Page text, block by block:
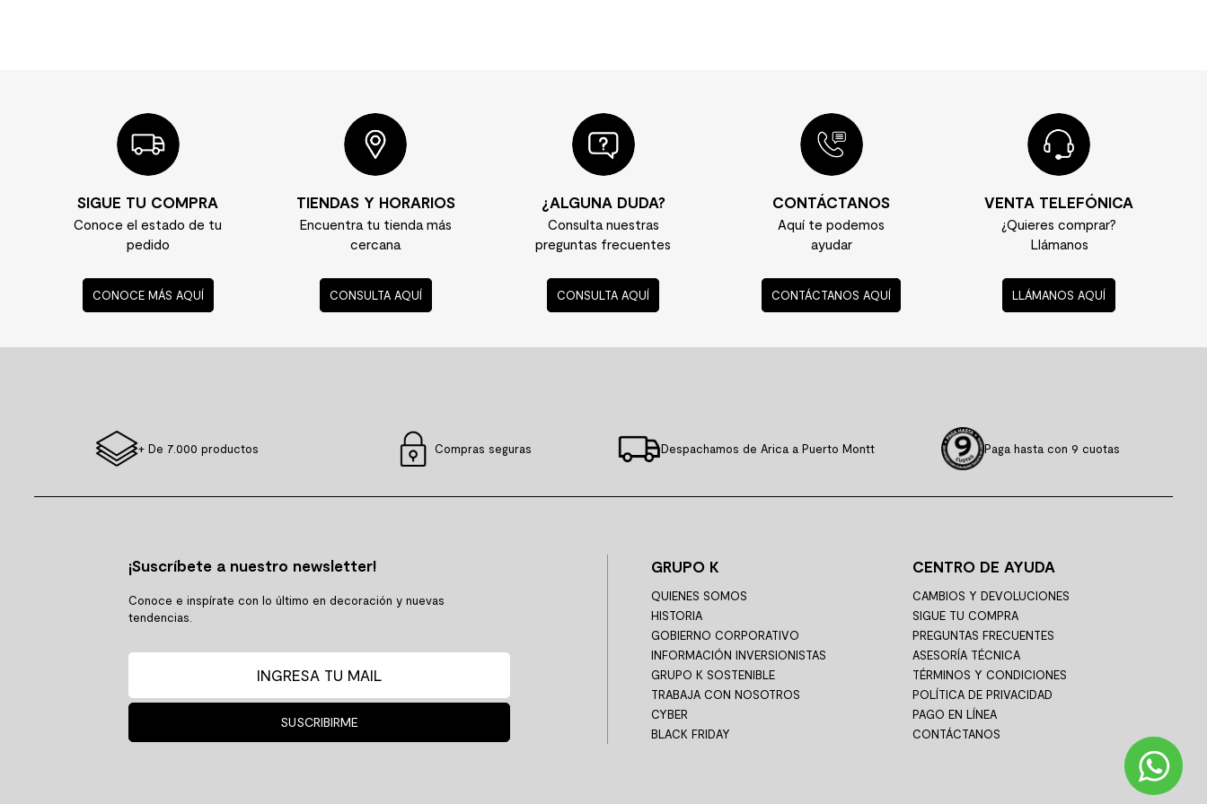
SIGUE TU COMPRA
Conoce el estado de tu
pedido
CONOCE MÁS AQUÍ
TIENDAS Y HORARIOS
Encuentra tu tienda más
cercana
CONSULTA AQUÍ
¿ALGUNA DUDA?
Consulta nuestras
preguntas frecuentes
CONSULTA AQUÍ
CONTÁCTANOS
Aquí te podemos
ayudar
CONTÁCTANOS AQUÍ
VENTA TELEFÓNICA
¿Quieres comprar?
Llámanos
LLÁMANOS AQUÍ
+ De 7.000 productos Compras seguras Despachamos de Arica a Puerto Montt Paga hasta con 9 cuotas
¡Suscríbete a nuestro newsletter!
Conoce e inspírate con lo último en decoración y nuevas
tendencias.
SUSCRIBIRME
GRUPO K
QUIENES SOMOS
HISTORIA
GOBIERNO CORPORATIVO
INFORMACIÓN INVERSIONISTAS
GRUPO K SOSTENIBLE
TRABAJA CON NOSOTROS
CYBER
BLACK FRIDAY
CENTRO DE AYUDA
CAMBIOS Y DEVOLUCIONES
SIGUE TU COMPRA
PREGUNTAS FRECUENTES
ASESORÍA TÉCNICA
TÉRMINOS Y CONDICIONES
POLÍTICA DE PRIVACIDAD
PAGO EN LÍNEA
CONTÁCTANOS